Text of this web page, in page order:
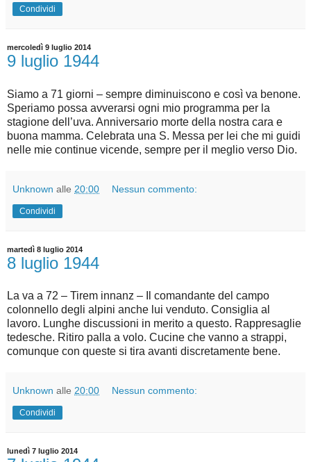
Condividi
mercoledì 9 luglio 2014
9 luglio 1944
Siamo a 71 giorni – sempre diminuiscono e così va benone.
Speriamo possa avverarsi ogni mio programma per la
stagione dell’uva. Anniversario morte della nostra cara e
buona mamma. Celebrata una S. Messa per lei che mi guidi
nelle mie continue vicende, sempre per il meglio verso Dio.
Unknown alle 20:00 Nessun commento:
Condividi
martedì 8 luglio 2014
8 luglio 1944
La va a 72 – Tirem innanz – Il comandante del campo
colonnello degli alpini anche lui venduto. Consiglia al
lavoro. Lunghe discussioni in merito a questo. Rappresaglie
tedesche. Ritiro palla a volo. Cucine che vanno a strappi,
comunque con queste si tira avanti discretamente bene.
Unknown alle 20:00 Nessun commento:
Condividi
lunedì 7 luglio 2014